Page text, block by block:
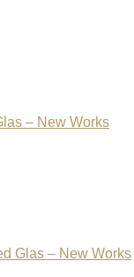
– New Works
Glas – New Works